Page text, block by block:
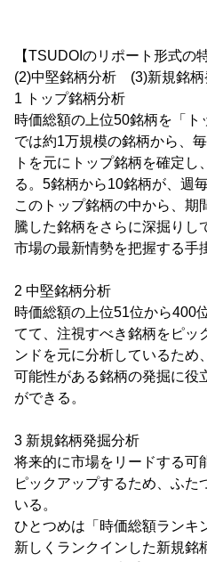
【TSUDOIのリポート形式
(2)中堅銘柄分析 (3)新規銘柄
1 トップ銘柄分析
時価総額の上位50銘柄を「ト
では約1万規模の銘柄から、
トを元にトップ銘柄を確定
る。5銘柄から10銘柄が、週
このトップ銘柄の中から、期
騰した銘柄をさらに深掘りし
市場の最新情勢を把握する手
2 中堅銘柄分析
時価総額の上位51位から400
てて、注視すべき銘柄をピッ
ンドを元に分析しているため
可能性がある銘柄の発掘に役
ができる。
3 新規銘柄発掘分析
将来的に市場をリードする可
ピックアップするため、ふた
いる。
ひとつめは「時価総額ランキ
新しくランクインした新規銘